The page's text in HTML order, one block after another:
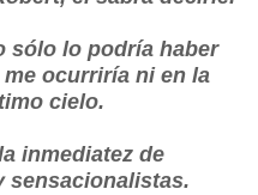
sólo lo podría haber
ocurriría ni en la
cielo.
inmediatez de
sensacionalistas.